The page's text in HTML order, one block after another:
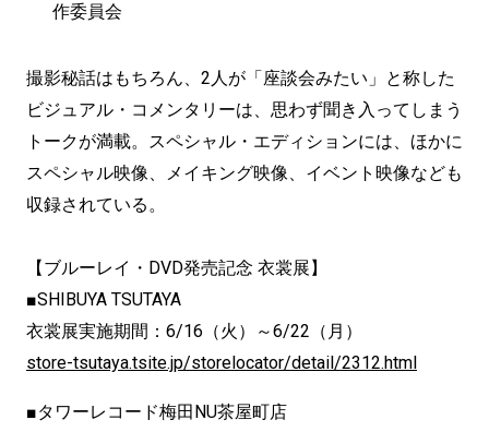
作委員会
撮影秘話はもちろん、2人が「座談会みたい」と称した
ビジュアル・コメンタリーは、思わず聞き入ってしまう
トークが満載。スペシャル・エディションには、ほかに
スペシャル映像、メイキング映像、イベント映像なども
収録されている。
【ブルーレイ・DVD発売記念 衣裳展】
■SHIBUYA TSUTAYA
衣裳展実施期間：6/16（火）～6/22（月）
store-tsutaya.tsite.jp/storelocator/detail/2312.html
■タワーレコード梅田NU茶屋町店